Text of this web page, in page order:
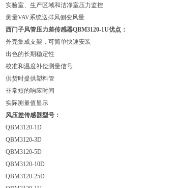
实验室、生产区域和洁净室压力监控
测量VAV系统送排风侧变风量
西门子风管压力差传感器QBM3120-1U优点：
外壳集成支架，可简单快速安装
出色的长期稳定性
校准和温度补偿测量信号
供货时提供塑料管
非常短的响应时间
实际测量值显示
风压差传感器型号：
QBM3120-1D
QBM3120-3D
QBM3120-5D
QBM3120-10D
QBM3120-25D